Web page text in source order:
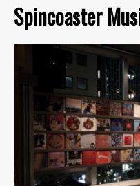
Spincoaster